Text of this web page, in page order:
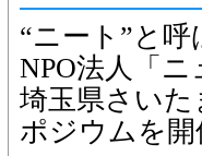
“ニート”と
NPO法人「
埼玉県さい
ポジウムを